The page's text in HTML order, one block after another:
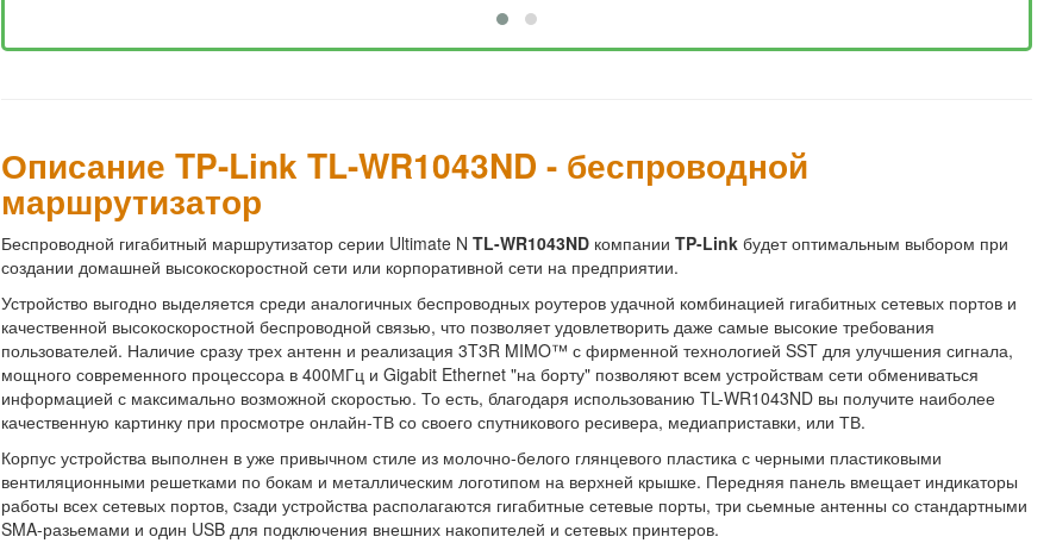
Описание TP-Link TL-WR1043ND - беспроводной
маршрутизатор
Беспроводной гигабитный маршрутизатор серии Ultimate N TL-WR1043ND компании TP-Link будет оптимальным выбором при
создании домашней высокоскоростной сети или корпоративной сети на предприятии.
Устройство выгодно выделяется среди аналогичных беспроводных роутеров удачной комбинацией гигабитных сетевых портов и
качественной высокоскоростной беспроводной связью, что позволяет удовлетворить даже самые высокие требования
пользователей. Наличие сразу трех антенн и реализация 3T3R MIMO™ с фирменной технологией SST для улучшения сигнала,
мощного современного процессора в 400МГц и Gigabit Ethernet "на борту" позволяют всем устройствам сети обмениваться
информацией с максимально возможной скоростью. То есть, благодаря использованию TL-WR1043ND вы получите наиболее
качественную картинку при просмотре онлайн-ТВ со своего спутникового ресивера, медиаприставки, или ТВ.
Корпус устройства выполнен в уже привычном стиле из молочно-белого глянцевого пластика с черными пластиковыми
вентиляционными решетками по бокам и металлическим логотипом на верхней крышке. Передняя панель вмещает индикаторы
работы всех сетевых портов, cзади устройства располагаются гигабитные сетевые порты, три сьемные антенны со стандартными
SMA-разьемами и один USB для подключения внешних накопителей и сетевых принтеров.